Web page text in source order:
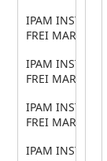
IPAM
FREI
IPAM
FREI
IPAM
FREI
IPAM